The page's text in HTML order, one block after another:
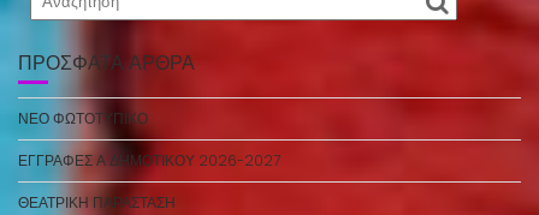
ΠΡΌΣΦΑΤΑ ΆΡΘΡΑ
ΝΕΟ ΦΩΤΟΤΥΠΙΚΟ
ΕΓΓΡΑΦΕΣ Α ΔΗΜΟΤΙΚΟΥ 2026-2027
ΘΕΑΤΡΙΚΗ ΠΑΡΑΣΤΑΣΗ